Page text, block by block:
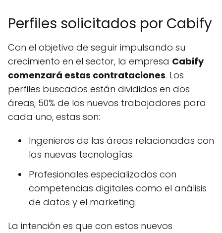
Perfiles solicitados por Cabify
Con el objetivo de seguir impulsando su
crecimiento en el sector, la empresa Cabify
comenzará estas contrataciones. Los
perfiles buscados están divididos en dos
áreas, 50% de los nuevos trabajadores para
cada uno, estas son:
Ingenieros de las áreas relacionadas con
las nuevas tecnologías.
Profesionales especializados con
competencias digitales como el análisis
de datos y el marketing.
La intención es que con estos nuevos